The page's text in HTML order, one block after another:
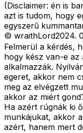
(Disclaimer: én is
azt is tudom, hogy
egyszerű
© wraithLord2024.
Felmerül a kérdés,
hogy kész van-e az
alkalmazzák.
egeret, akkor nem
meg az elvégzett
akkor az miért
Ha azért rúgnák ki
munkájukat, akkor
azért, hanem mert